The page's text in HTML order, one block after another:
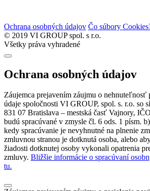
Ochrana osobných údajov Čo súbory
© 2019 VI GROUP spol. s r.o.
Všetky práva vyhradené
Ochrana osobných údajov
Záujemca prejavením záujmu o nehnuteľnosť
údaje spoločnosti VI GROUP, spol. s. r.o. so
831 07 Bratislava – mestská časť Vajnory,
budú spracúvané v zmysle čl. 6 ods. 1 písm.
kedy spracúvanie je nevyhnutné na plnenie
zmluvnou stranou je dotknutá osoba, alebo
žiadosti dotknutej osoby vykonali opatrenia
zmluvy. Bližšie informácie o spracúvaní
tu.